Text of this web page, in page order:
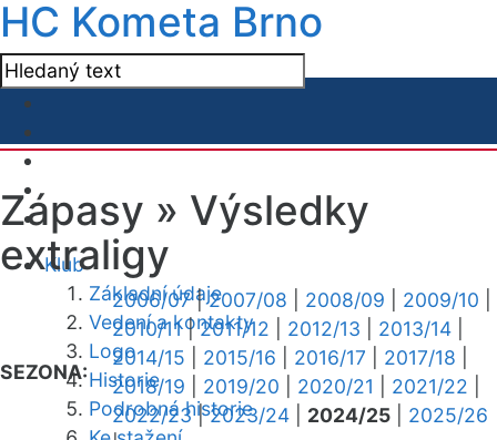
HC Kometa Brno
Klub
Základní údaje
Vedení a kontakty
Logo
Historie
Podrobná historie
Zápasy » Výsledky
extraligy
SEZONA:
2006/07|2007/08 2008/09 2009/10
2010/11|2011/12 2012/13 2013/14
2014/15
2015/16 2016/17 2017/18
2018/19
2019/20 2020/21 2021/22
2022/23|2023/24 2024/25
2025/26